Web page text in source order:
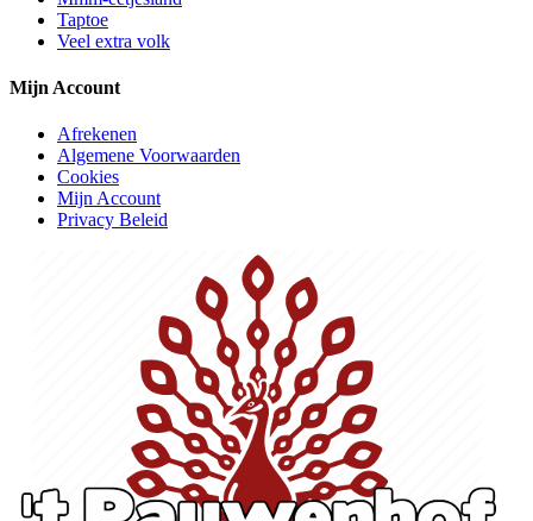
Taptoe
Veel extra volk
Mijn Account
Afrekenen
Algemene Voorwaarden
Cookies
Mijn Account
Privacy Beleid